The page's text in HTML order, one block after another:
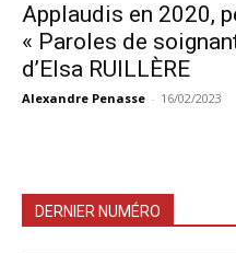
Applaudis en 2020,
« Paroles de
d’Elsa RUILLÈRE
Alexandre Penasse - 16/02/2023
DERNIER NUMÉRO